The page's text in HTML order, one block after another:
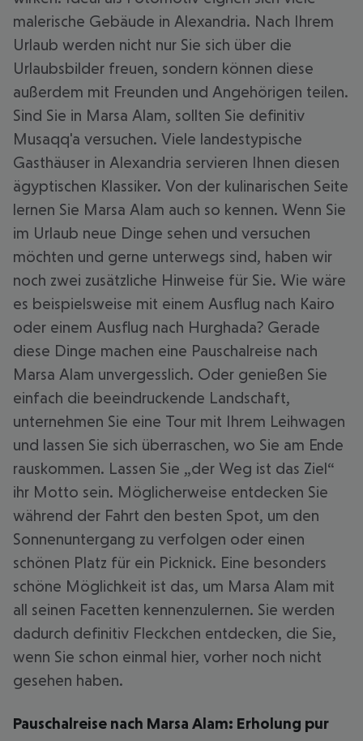
malerische Gebäude in Alexandria. Nach Ihrem
Urlaub werden nicht nur Sie sich über die
Urlaubsbilder freuen, sondern können diese
außerdem mit Freunden und Angehörigen teilen.
Sind Sie in Marsa Alam, sollten Sie definitiv
Musaqq'a versuchen. Viele landestypische
Gasthäuser in Alexandria servieren Ihnen diesen
ägyptischen Klassiker. Von der kulinarischen Seite
lernen Sie Marsa Alam auch so kennen. Wenn Sie
im Urlaub neue Dinge sehen und versuchen
möchten und gerne unterwegs sind, haben wir
noch zwei zusätzliche Hinweise für Sie. Wie wäre
es beispielsweise mit einem Ausflug nach Kairo
oder einem Ausflug nach Hurghada? Gerade
diese Dinge machen eine Pauschalreise nach
Marsa Alam unvergesslich. Oder genießen Sie
einfach die beeindruckende Landschaft,
unternehmen Sie eine Tour mit Ihrem Leihwagen
und lassen Sie sich überraschen, wo Sie am Ende
rauskommen. Lassen Sie „der Weg ist das Ziel“
ihr Motto sein. Möglicherweise entdecken Sie
während der Fahrt den besten Spot, um den
Sonnenuntergang zu verfolgen oder einen
schönen Platz für ein Picknick. Eine besonders
schöne Möglichkeit ist das, um Marsa Alam mit
all seinen Facetten kennenzulernen. Sie werden
dadurch definitiv Fleckchen entdecken, die Sie,
wenn Sie schon einmal hier, vorher noch nicht
gesehen haben.
Pauschalreise nach Marsa Alam: Erholung pur